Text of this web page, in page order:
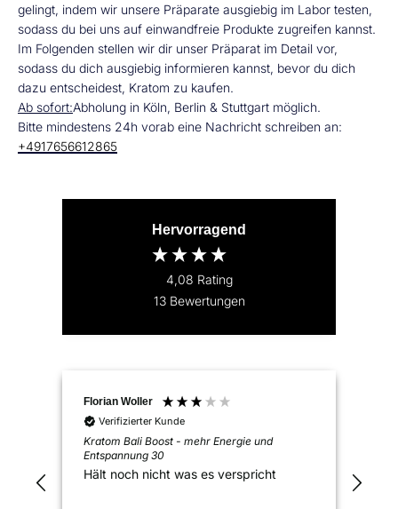
gelingt, indem wir unsere Präparate ausgiebig im Labor testen,
sodass du bei uns auf einwandfreie Produkte zugreifen kannst.
Im Folgenden stellen wir dir unser Präparat im Detail vor,
sodass du dich ausgiebig informieren kannst, bevor du dich
dazu entscheidest, Kratom zu kaufen.
Ab sofort:Abholung in Köln, Berlin & Stuttgart möglich.
Bitte mindestens 24h vorab eine Nachricht schreiben an:
+4917656612865
Hervorragend
4,08 Rating
13 Bewertungen
Florian Woller
Verifizierter Kunde
Kratom Bali Boost - mehr Energie und
Entspannung 30
Hält noch nicht was es verspricht